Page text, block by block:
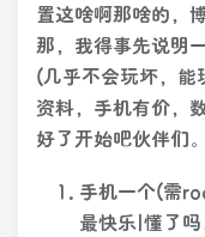
置这啥啊那啥的，
那，我得事先说明
(几乎不会玩坏，能
资料，手机有价，
好了开始吧伙伴们
手机一个(需
最快乐|懂了